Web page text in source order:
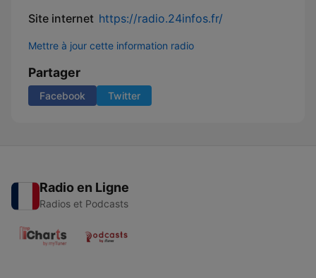
Site internet https://radio.24infos.fr/
Mettre à jour cette information radio
Partager
Facebook Twitter
Radio en Ligne
Radios et Podcasts